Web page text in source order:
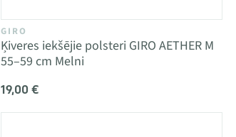
GIRO
Ķiveres iekšējie polsteri GIRO AETHER M
55–59 cm Melni
19,00 €